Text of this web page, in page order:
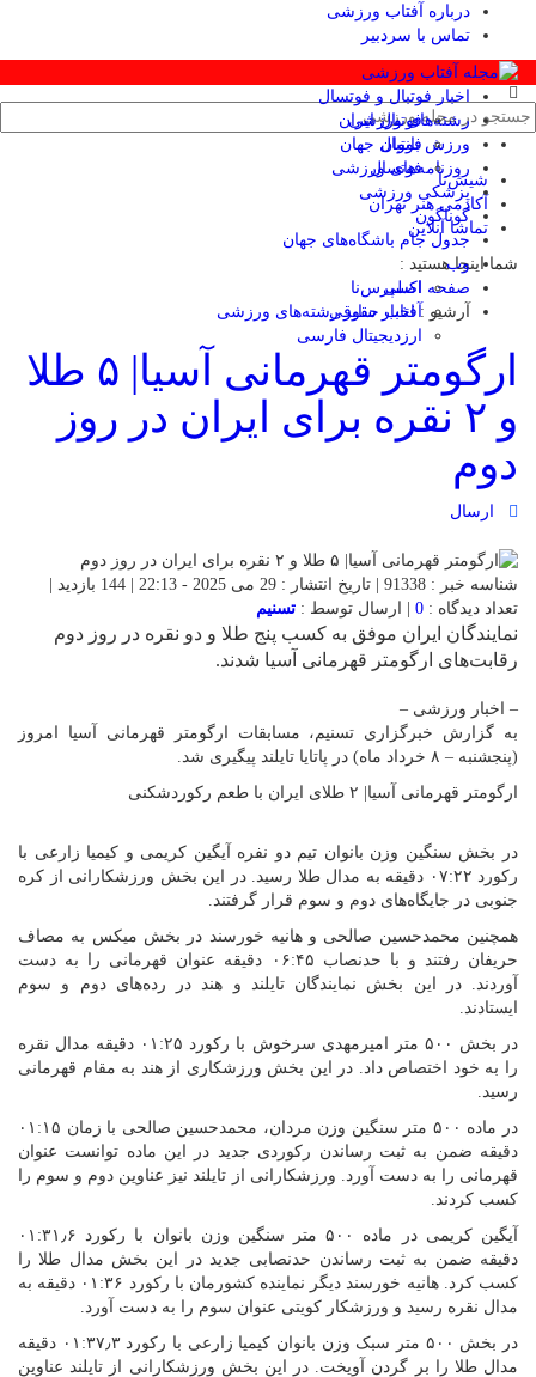
درباره آفتاب ورزشی
تماس با سردبیر
اخبار فوتبال و فوتسال
فوتبال ایران
فوتبال جهان
فوتسال
رشته‌های ورزشی
ورزش بانوان
روزنامه‌های ورزشی
پزشکی ورزشی
گوناگون
جدول جام باشگاه‌های جهان
وب
اکسپرس‌نا
آفتاب حقوقی
ارزدیجیتال فارسی
شیش‌تا
آکادمی هنر تهران
تماشا آنلاین
اینجا هستید :
صفحه اصلی
آرشیو :اخبار سایر رشته‌های ورزشی
ارگومتر قهرمانی آسیا| ۵ طلا
و ۲ نقره برای ایران در روز
ارسال
شناسه خبر : 91338 | تاریخ انتشار : 29 می 2025 - 22:13 | 144 بازدید |
دیدگاه :0 | ارسال توسط :تسنیم
ایران موفق به کسب پنج طلا و دو نقره در روز دوم
ارگومتر قهرمانی آسیا شدند.
اخبار ورزشی –
گزارش خبرگزاری تسنیم، مسابقات ارگومتر قهرمانی آسیا امروز
– ۸ خرداد ماه) در پاتایا تایلند پیگیری شد.
قهرمانی آسیا| ۲ طلای ایران با طعم رکوردشکنی
بخش سنگین وزن بانوان تیم دو نفره آیگین کریمی و کیمیا زارعی با
رکورد ۰۷:۲۲ دقیقه به مدال طلا رسید. در این بخش ورزشکارانی از کره
در جایگاه‌های دوم و سوم قرار گرفتند.
محمدحسین صالحی و هانیه خورسند در بخش میکس به مصاف
حریفان رفتند و با حدنصاب ۰۶:۴۵ دقیقه عنوان قهرمانی را به دست
در این بخش نمایندگان تایلند و هند در رده‌های دوم و سوم
در بخش ۵۰۰ متر امیرمهدی سرخوش با رکورد ۰۱:۲۵ دقیقه مدال نقره
به خود اختصاص داد. در این بخش ورزشکاری از هند به مقام قهرمانی
در ماده ۵۰۰ متر سنگین وزن مردان، محمدحسین صالحی با زمان ۰۱:۱۵
ضمن به ثبت رساندن رکوردی جدید در این ماده توانست عنوان
را به دست آورد. ورزشکارانی از تایلند نیز عناوین دوم و سوم را
کردند.
آیگین کریمی در ماده ۵۰۰ متر سنگین وزن بانوان با رکورد ۰۱:۳۱٫۶
ضمن به ثبت رساندن حدنصابی جدید در این بخش مدال طلا را
کسب کرد. هانیه خورسند دیگر نماینده کشورمان با رکورد ۰۱:۳۶ دقیقه به
نقره رسید و ورزشکار کویتی عنوان سوم را به دست آورد.
در بخش ۵۰۰ متر سبک وزن بانوان کیمیا زارعی با رکورد ۰۱:۳۷٫۳ دقیقه
طلا را بر گردن آویخت. در این بخش ورزشکارانی از تایلند عناوین